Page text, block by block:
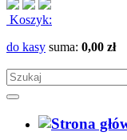
Koszyk:
do kasy suma: 0,00 zł